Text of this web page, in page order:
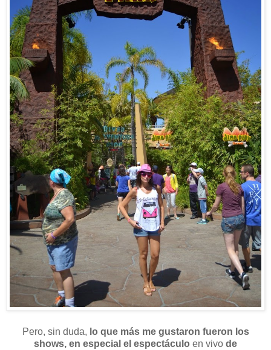
Pero, sin duda, lo que más me gustaron fueron los
shows, en especial el espectáculo en vivo de